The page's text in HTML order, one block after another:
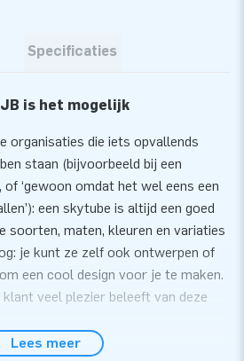
Specificaties
is het mogelijk
organisaties die iets opvallends
staan (bijvoorbeeld bij een
of ‘gewoon omdat het wel eens een
een skytube is altijd een goed
soorten, maten, kleuren en variaties
je kunt ze zelf ook ontwerpen of
een cool design voor je te maken.
veel plezier beleeft van deze
Lees meer